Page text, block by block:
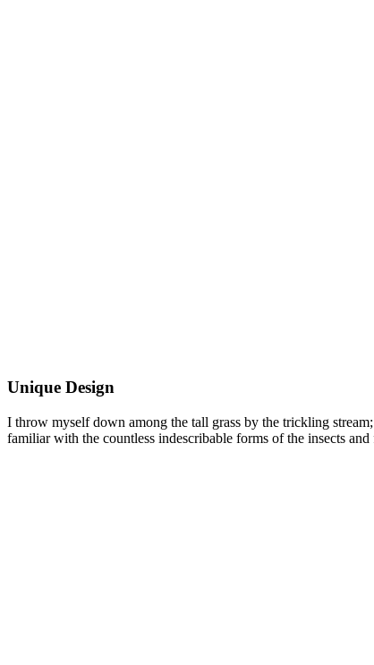
Unique Design
I throw myself down among the tall grass by the trickling
familiar with the countless indescribable forms of the insects